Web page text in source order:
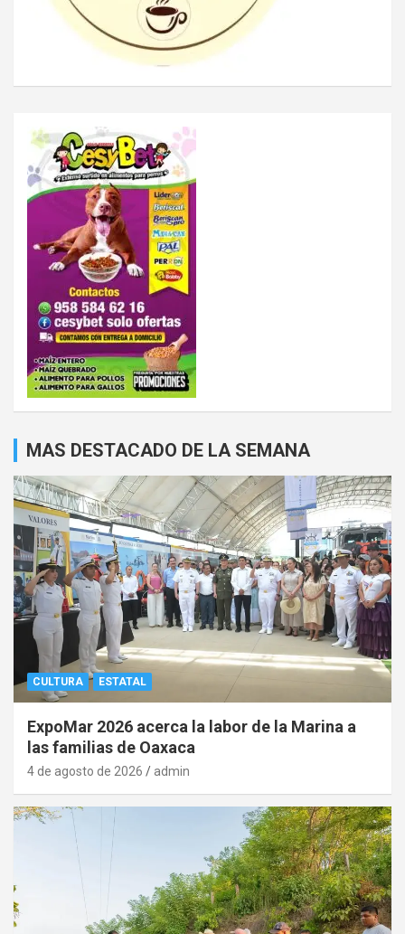
MAS DESTACADO DE LA SEMANA
CULTURA ESTATAL
ExpoMar 2026 acerca la labor de la Marina a
las familias de Oaxaca
4 de agosto de 2026 admin